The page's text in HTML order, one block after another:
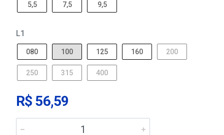
5,5 7,5 9,5
L1
080 100 125 160 200
250 315 400
R$ 56,59